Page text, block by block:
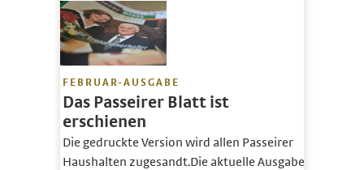
FEBRUAR-AUSGABE
Das Passeirer Blatt ist
erschienen
Die gedruckte Version wird allen Passeirer
Haushalten zugesandt.Die aktuelle Ausgabe